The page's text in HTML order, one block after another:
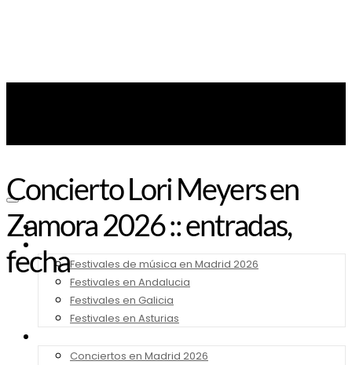
Noticias
Festivales de música en Madrid 2026
Festivales en Andalucia
Festivales en Galicia
Festivales en Asturias
Conciertos en Madrid 2026
Concierto Lori Meyers en
Zamora 2026 :: entradas,
fecha